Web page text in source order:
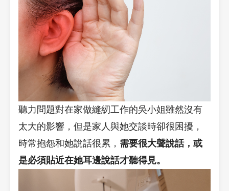
聽力問題對在家做縫紉工作的吳小姐雖然沒有
太大的影響，但是家人與她交談時卻很困擾，
時常抱怨和她說話很累， 需要很大聲說話，或
是必須貼近在她耳邊說話才聽得見。